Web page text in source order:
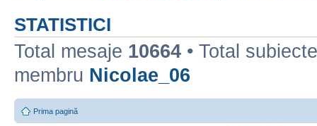
STATISTICI
Total mesaje 10664 • Total
membru Nicolae_06
Prima pagină